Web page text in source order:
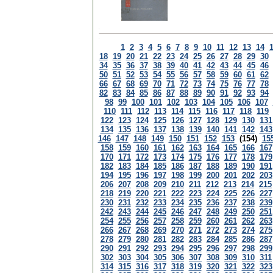
1 2 3 4 5 6 7 8 9 10 11 12 13 14
18 19 20 21 22 23 24 25 26 27 28 29 30
34 35 36 37 38 39 40 41 42 43 44 45 46
50 51 52 53 54 55 56 57 58 59 60 61 62
66 67 68 69 70 71 72 73 74 75 76 77 78
82 83 84 85 86 87 88 89 90 91 92 93 94
98 99 100 101 102 103 104 105 106 107
110 111 112 113 114 115 116 117 118 119
122 123 124 125 126 127 128 129 130 131
134 135 136 137 138 139 140 141 142 143
146 147 148 149 150 151 152 153 (154)
158 159 160 161 162 163 164 165 166 167
170 171 172 173 174 175 176 177 178 179
182 183 184 185 186 187 188 189 190 191
194 195 196 197 198 199 200 201 202 203
206 207 208 209 210 211 212 213 214 215
218 219 220 221 222 223 224 225 226 227
230 231 232 233 234 235 236 237 238 239
242 243 244 245 246 247 248 249 250 251
254 255 256 257 258 259 260 261 262 263
266 267 268 269 270 271 272 273 274 275
278 279 280 281 282 283 284 285 286 287
290 291 292 293 294 295 296 297 298 299
302 303 304 305 306 307 308 309 310 311
314 315 316 317 318 319 320 321 322 323